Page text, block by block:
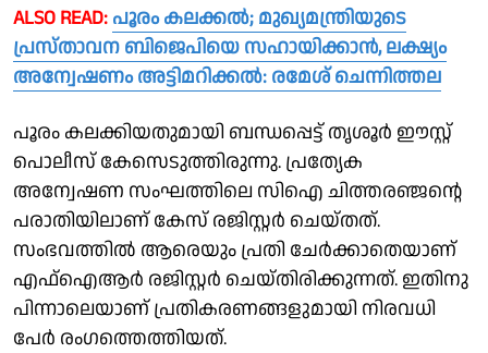
ALSO READ: പൂരം കലക്കൽ; മുഖ്യമന്ത്രിയുടെ
പ്രസ്താവന ബിജെപിയെ സഹായിക്കാൻ, ലക്ഷ്യം
അന്വേഷണം അട്ടിമറിക്കൽ: രമേശ്‌ ചെന്നിത്തല
പൂരം കലക്കിയതുമായി ബന്ധപ്പെട്ട് തൃശൂർ ഈസ്റ്റ്
പൊലീസ് കേസെടുത്തിരുന്നു. പ്രത്യേക
അന്വേഷണ സംഘത്തിലെ സിഐ ചിത്തരഞ്ജൻ്റെ
പരാതിയിലാണ് കേസ് രജിസ്റ്റർ ചെയ്തത്.
സംഭവത്തിൽ ആരെയും പ്രതി ചേർക്കാതെയാണ്
എഫ്ഐആർ രജിസ്റ്റർ ചെയ്തിരിക്കുന്നത്. ഇതിനു
പിന്നാലെയാണ് പ്രതികരണങ്ങളുമായി നിരവധി
പേർ രംഗത്തെത്തിയത്.